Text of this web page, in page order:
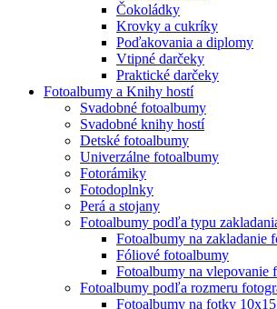
Čokoládky
Krovky a cukríky
Poďakovania a diplomy
Vtipné darčeky
Praktické darčeky
Fotoalbumy a Knihy hostí
Svadobné fotoalbumy
Svadobné knihy hostí
Detské fotoalbumy
Univerzálne fotoalbumy
Fotorámiky
Fotodoplnky
Perá a stojany
Fotoalbumy podľa typu
Fotoalbumy na zakladanie
Fóliové fotoalbumy
Fotoalbumy na vlepovanie
Fotoalbumy podľa rozmeru
Fotoalbumy na fotky